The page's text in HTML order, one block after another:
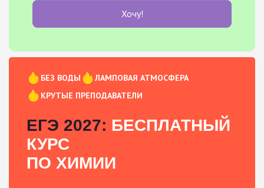
Хочу!
БЕЗ ВОДЫ
ЛАМПОВАЯ АТМОСФЕРА
КРУТЫЕ ПРЕПОДАВАТЕЛИ
ЕГЭ 2027: БЕСПЛАТНЫЙ
КУРС
ПО ХИМИИ